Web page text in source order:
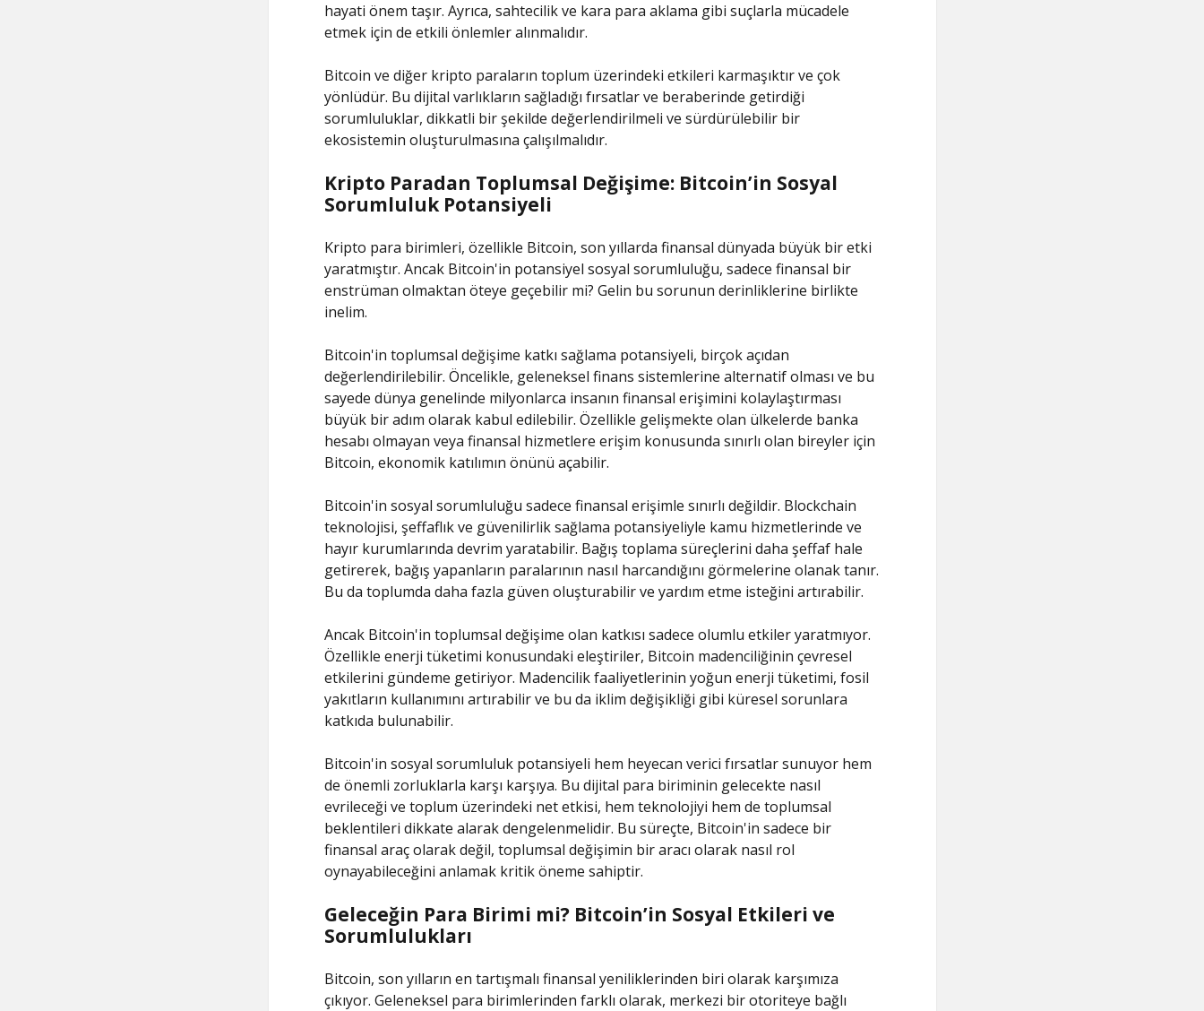
hayati önem taşır. Ayrıca, sahtecilik ve kara para aklama gibi suçlarla mücadele
etmek için de etkili önlemler alınmalıdır.
Bitcoin ve diğer kripto paraların toplum üzerindeki etkileri karmaşıktır ve çok
yönlüdür. Bu dijital varlıkların sağladığı fırsatlar ve beraberinde getirdiği
sorumluluklar, dikkatli bir şekilde değerlendirilmeli ve sürdürülebilir bir
ekosistemin oluşturulmasına çalışılmalıdır.
Kripto Paradan Toplumsal Değişime: Bitcoin’in Sosyal
Sorumluluk Potansiyeli
Kripto para birimleri, özellikle Bitcoin, son yıllarda finansal dünyada büyük bir etki
yaratmıştır. Ancak Bitcoin'in potansiyel sosyal sorumluluğu, sadece finansal bir
enstrüman olmaktan öteye geçebilir mi? Gelin bu sorunun derinliklerine birlikte
inelim.
Bitcoin'in toplumsal değişime katkı sağlama potansiyeli, birçok açıdan
değerlendirilebilir. Öncelikle, geleneksel finans sistemlerine alternatif olması ve bu
sayede dünya genelinde milyonlarca insanın finansal erişimini kolaylaştırması
büyük bir adım olarak kabul edilebilir. Özellikle gelişmekte olan ülkelerde banka
hesabı olmayan veya finansal hizmetlere erişim konusunda sınırlı olan bireyler için
Bitcoin, ekonomik katılımın önünü açabilir.
Bitcoin'in sosyal sorumluluğu sadece finansal erişimle sınırlı değildir. Blockchain
teknolojisi, şeffaflık ve güvenilirlik sağlama potansiyeliyle kamu hizmetlerinde ve
hayır kurumlarında devrim yaratabilir. Bağış toplama süreçlerini daha şeffaf hale
getirerek, bağış yapanların paralarının nasıl harcandığını görmelerine olanak tanır.
Bu da toplumda daha fazla güven oluşturabilir ve yardım etme isteğini artırabilir.
Ancak Bitcoin'in toplumsal değişime olan katkısı sadece olumlu etkiler yaratmıyor.
Özellikle enerji tüketimi konusundaki eleştiriler, Bitcoin madenciliğinin çevresel
etkilerini gündeme getiriyor. Madencilik faaliyetlerinin yoğun enerji tüketimi, fosil
yakıtların kullanımını artırabilir ve bu da iklim değişikliği gibi küresel sorunlara
katkıda bulunabilir.
Bitcoin'in sosyal sorumluluk potansiyeli hem heyecan verici fırsatlar sunuyor hem
de önemli zorluklarla karşı karşıya. Bu dijital para biriminin gelecekte nasıl
evrileceği ve toplum üzerindeki net etkisi, hem teknolojiyi hem de toplumsal
beklentileri dikkate alarak dengelenmelidir. Bu süreçte, Bitcoin'in sadece bir
finansal araç olarak değil, toplumsal değişimin bir aracı olarak nasıl rol
oynayabileceğini anlamak kritik öneme sahiptir.
Geleceğin Para Birimi mi? Bitcoin’in Sosyal Etkileri ve
Sorumlulukları
Bitcoin, son yılların en tartışmalı finansal yeniliklerinden biri olarak karşımıza
çıkıyor. Geleneksel para birimlerinden farklı olarak, merkezi bir otoriteye bağlı